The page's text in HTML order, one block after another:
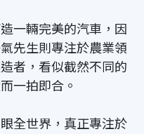
一輛完美的汽車，因
先生則專注於農業領
者，看似截然不同的
一拍即合。
全世界，真正專注於